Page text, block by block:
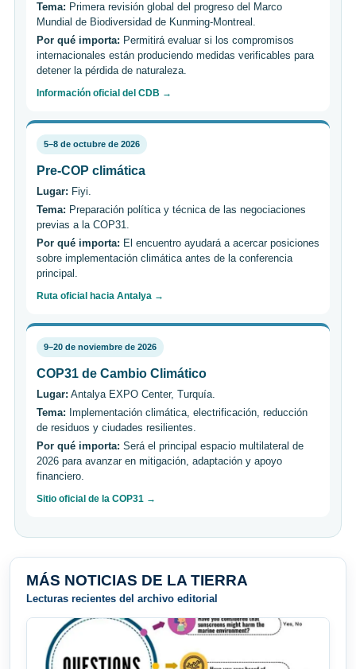
Tema: Primera revisión global del progreso del Marco
Mundial de Biodiversidad de Kunming-Montreal.
Por qué importa: Permitirá evaluar si los compromisos
internacionales están produciendo medidas verificables para
detener la pérdida de naturaleza.
Información oficial del CDB →
5–8 de octubre de 2026
Pre-COP climática
Lugar: Fiyi.
Tema: Preparación política y técnica de las negociaciones
previas a la COP31.
Por qué importa: El encuentro ayudará a acercar posiciones
sobre implementación climática antes de la conferencia
principal.
Ruta oficial hacia Antalya →
9–20 de noviembre de 2026
COP31 de Cambio Climático
Lugar: Antalya EXPO Center, Turquía.
Tema: Implementación climática, electrificación, reducción
de residuos y ciudades resilientes.
Por qué importa: Será el principal espacio multilateral de
2026 para avanzar en mitigación, adaptación y apoyo
financiero.
Sitio oficial de la COP31 →
MÁS NOTICIAS DE LA TIERRA
Lecturas recientes del archivo editorial